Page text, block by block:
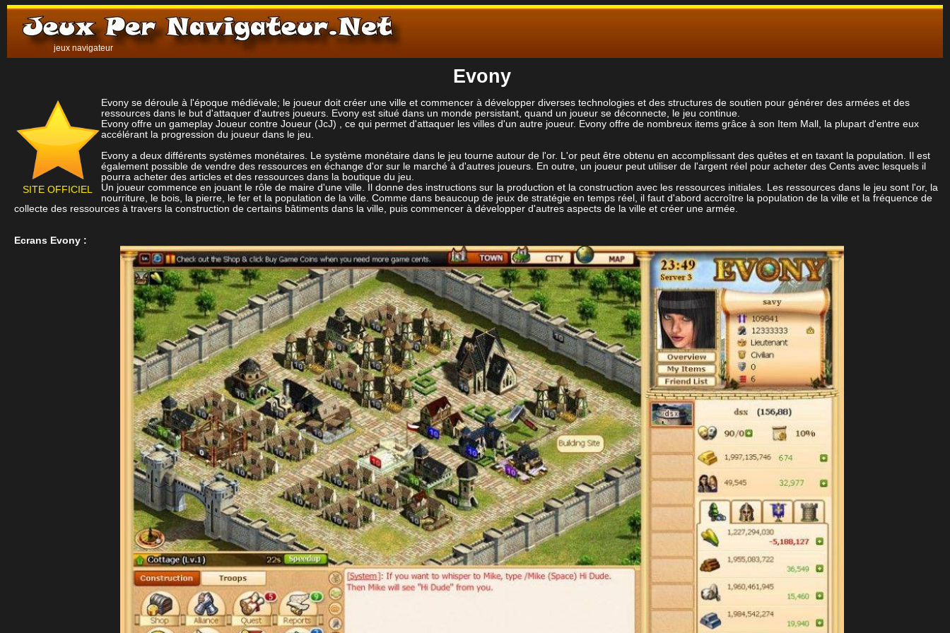
jeux navigateur
Evony
SITE OFFICIEL
Evony se déroule à l'époque médiévale; le joueur doit créer une ville et commencer à développer diverses technologies et des structures de soutien pour générer des armées et des
ressources dans le but d'attaquer d'autres joueurs. Evony est situé dans un monde persistant, quand un joueur se déconnecte, le jeu continue.
Evony offre un gameplay Joueur contre Joueur (JcJ) , ce qui permet d'attaquer les villes d'un autre joueur. Evony offre de nombreux items grâce à son Item Mall, la plupart d'entre eux
accélérant la progression du joueur dans le jeu.
Evony a deux différents systèmes monétaires. Le système monétaire dans le jeu tourne autour de l'or. L'or peut être obtenu en accomplissant des quêtes et en taxant la population. Il est
également possible de vendre des ressources en échange d'or sur le marché à d'autres joueurs. En outre, un joueur peut utiliser de l'argent réel pour acheter des Cents avec lesquels il
pourra acheter des articles et des ressources dans la boutique du jeu.
Un joueur commence en jouant le rôle de maire d'une ville. Il donne des instructions sur la production et la construction avec les ressources initiales. Les ressources dans le jeu sont l'or, la
nourriture, le bois, la pierre, le fer et la population de la ville. Comme dans beaucoup de jeux de stratégie en temps réel, il faut d'abord accroître la population de la ville et la fréquence de
collecte des ressources à travers la construction de certains bâtiments dans la ville, puis commencer à développer d'autres aspects de la ville et créer une armée.
Ecrans Evony :